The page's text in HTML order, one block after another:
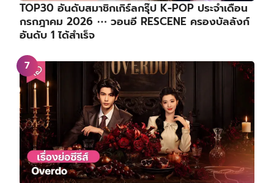
TOP30 อันดับสมาชิกเกิร์ลกรุ๊ป K-POP ประจำเดือน
กรกฎาคม 2026 ⋯ วอนอี RESCENE ครองบัลลังก์
อันดับ 1 ได้สำเร็จ